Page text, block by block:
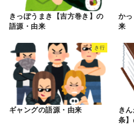
きっぽうまき【吉方巻き】の
語源・由来
か
来
き行
ギャングの語源・由来
き
条